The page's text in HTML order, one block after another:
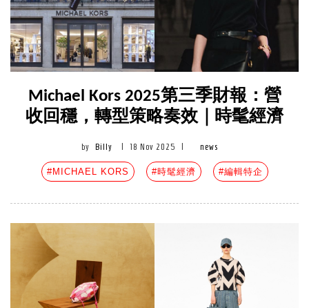
Michael Kors 2025第三季財報：營
收回穩，轉型策略奏效｜時髦經濟
by Billy 18 Nov 2025 news
#MICHAEL KORS #時髦經濟 #編輯特企